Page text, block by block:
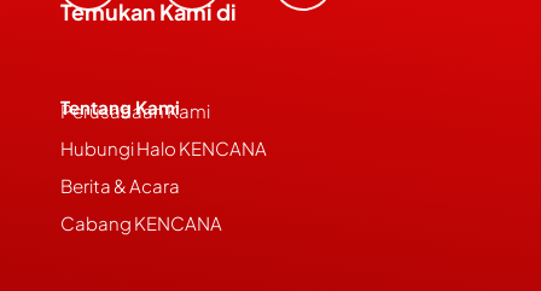
Temukan Kami di
Tentang Kami
Perusahaan Kami
Hubungi Halo KENCANA
Berita & Acara
Cabang KENCANA